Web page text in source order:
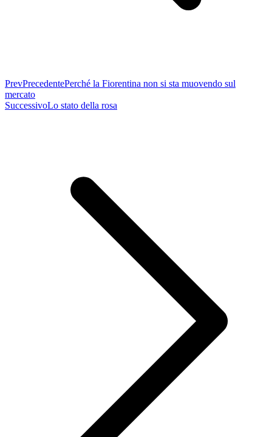
PrevPrecedentePerché la Fiorentina non si sta muovendo sul
mercato
SuccessivoLo stato della rosa